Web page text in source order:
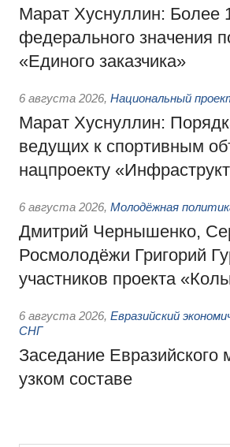
Марат Хуснуллин: Более
федерального значения
«Единого заказчика»
6 августа 2026, Национальный
Марат Хуснуллин:
ведущих к спортивным
нацпроекту
6 августа 2026, Молодёжная
Дмитрий Чернышенко,
Росмолодёжи Григорий
участников проекта
6 августа 2026, Евразийский
СНГ
Заседание Евразийского
узком составе